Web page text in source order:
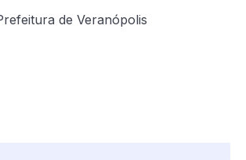
de Veranópolis